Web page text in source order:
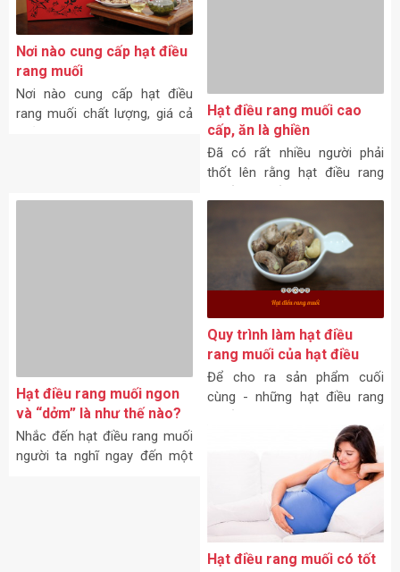
Nơi nào cung cấp hạt điều
rang muối
Nơi nào cung cấp hạt điều
rang muối chất lượng, giá cả
phải chăng? Bạn đang tò mò
Hạt điều rang muối cao
cấp, ăn là ghiền
Đã có rất nhiều người phải
thốt lên rằng hạt điều rang
muối cao cấp chính là món ăn
không thể không mê chỉ sau
một lần thưởng thức.
Hạt điều rang muối ngon
và “dởm” là như thế nào?
Nhắc đến hạt điều rang muối
người ta nghĩ ngay đến một
món ăn ngon, lành mạnh và
Quy trình làm hạt điều
rang muối của hạt điều
rang muối Dihona
Để cho ra sản phẩm cuối
cùng - những hạt điều rang
muối Dihona ngon, giòn,
thơm, màu bắt mắt là cả một
quy trình làm hạt điều rang
muối nghiêm ngặt, kì công và
đầy kinh nghiệm trong khâu
Hạt điều rang muối có tốt
cho bà bầu?